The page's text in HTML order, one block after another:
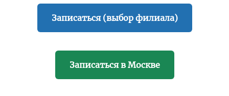
Записаться (выбор филиала)
Записаться в Москве